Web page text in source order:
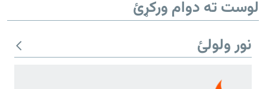
لوست ته دوام ورکړئ
نور ولولئ